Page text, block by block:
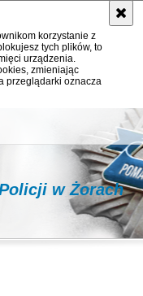
korzystanie z
tych plików, to
urządzenia.
zmieniając
przeglądarki oznacza
w Żorach